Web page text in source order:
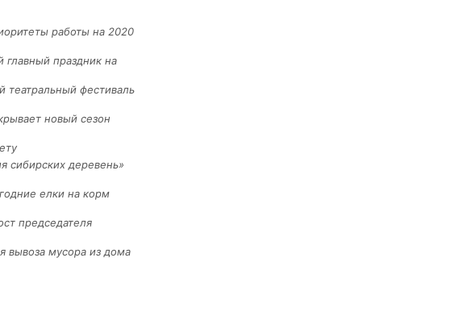
работы на 2020
главный праздник на
театральный фестиваль
новый сезон
сибирских деревень»
елки на корм
председателя
вывоза мусора из дома